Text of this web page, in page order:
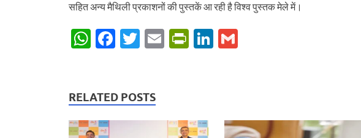
सहित अन्य मैथिली प्रकाशनों की पुस्तकें आ रही है विश्व पुस्तक मेले में।
W
s
A
F
b
o
T
er
E
P
ie
Li
dI
RELATED POSTS